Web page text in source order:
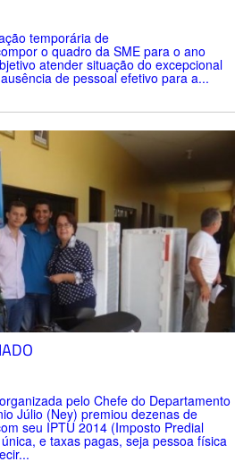
temporária de
o quadro da SME para o ano
atender situação do excepcional
de pessoal efetivo para a...
pelo Chefe do Departamento
Júlio (Ney) premiou dezenas de
seu IPTU 2014 (Imposto Predial
e taxas pagas, seja pessoa física